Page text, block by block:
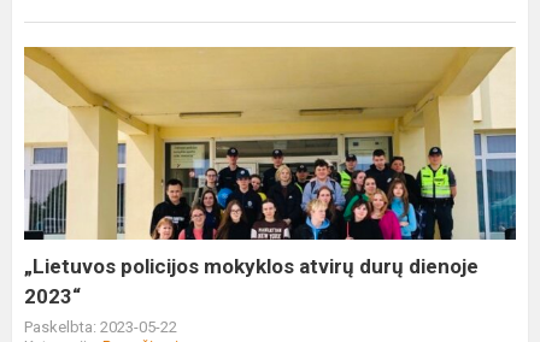
„Lietuvos
policijos
mokyklos
atvirų
durų
dienoje
2023“
„Lietuvos policijos mokyklos atvirų durų dienoje
2023“
Paskelbta: 2023-05-22